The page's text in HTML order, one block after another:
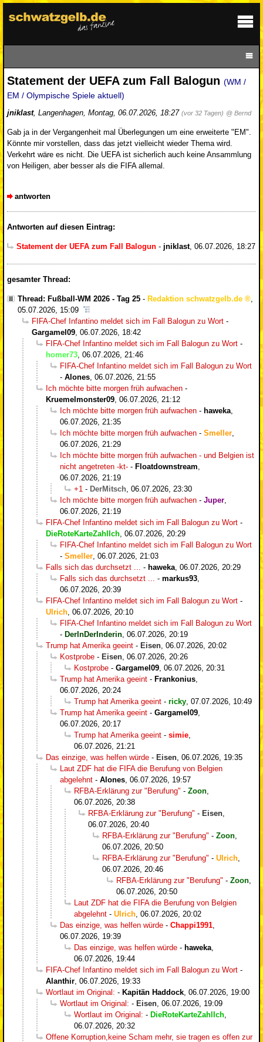
Statement der UEFA zum Fall Balogun (WM /
EM / Olympische Spiele aktuell)
jniklast, Langenhagen, Montag, 06.07.2026, 18:27 (vor 32 Tagen) @ Bernd
Gab ja in der Vergangenheit mal Überlegungen um eine erweiterte "EM".
Könnte mir vorstellen, dass das jetzt vielleicht wieder Thema wird.
Verkehrt wäre es nicht. Die UEFA ist sicherlich auch keine Ansammlung
von Heiligen, aber besser als die FIFA allemal.
antworten
Antworten auf diesen Eintrag:
Statement der UEFA zum Fall Balogun - jniklast, 06.07.2026, 18:27
gesamter Thread:
Thread: Fußball-WM 2026 - Tag 25 - Redaktion schwatzgelb.de
05.07.2026, 15:09
FIFA-Chef Infantino meldet sich im Fall Balogun zu Wort -
Gargamel09 06.07.2026, 18:42
FIFA-Chef Infantino meldet sich im Fall Balogun zu Wort -
homer73 06.07.2026, 21:46
FIFA-Chef Infantino meldet sich im Fall Balogun zu Wort
- Alones 06.07.2026, 21:55
Ich möchte bitte morgen früh aufwachen -
Kruemelmonster09 06.07.2026, 21:12
Ich möchte bitte morgen früh aufwachen - haweka
06.07.2026, 21:35
Ich möchte bitte morgen früh aufwachen - Smeller
06.07.2026, 21:29
Ich möchte bitte morgen früh aufwachen - und Belgien ist
nicht angetreten -kt- - Floatdownstream
06.07.2026, 21:19
+1 - DerMitsch 06.07.2026, 23:30
Ich möchte bitte morgen früh aufwachen - Juper
06.07.2026, 21:19
FIFA-Chef Infantino meldet sich im Fall Balogun zu Wort -
DieRoteKarteZahlIch 06.07.2026, 20:29
FIFA-Chef Infantino meldet sich im Fall Balogun zu Wort
- Smeller 06.07.2026, 21:03
Falls sich das durchsetzt ...
- haweka 06.07.2026, 20:29
Falls sich das durchsetzt ...
- markus93
06.07.2026, 20:39
FIFA-Chef Infantino meldet sich im Fall Balogun zu Wort -
Ulrich 06.07.2026, 20:10
FIFA-Chef Infantino meldet sich im Fall Balogun zu Wort
- DerInDerInderin 06.07.2026, 20:19
Trump hat Amerika geeint - Eisen 06.07.2026, 20:02
Kostprobe - Eisen 06.07.2026, 20:26
Kostprobe - Gargamel09 06.07.2026, 20:31
Trump hat Amerika geeint - Frankonius
06.07.2026, 20:24
Trump hat Amerika geeint - ricky 07.07.2026, 10:49
Trump hat Amerika geeint - Gargamel09
06.07.2026, 20:17
Trump hat Amerika geeint - simie
06.07.2026, 21:21
Das einzige, was helfen würde - Eisen 06.07.2026, 19:35
Laut ZDF hat die FIFA die Berufung von Belgien
abgelehnt - Alones 06.07.2026, 19:57
RFBA-Erklärung zur "Berufung" - Zoon
06.07.2026, 20:38
RFBA-Erklärung zur "Berufung" - Eisen
06.07.2026, 20:40
RFBA-Erklärung zur "Berufung" - Zoon
06.07.2026, 20:50
RFBA-Erklärung zur "Berufung" - Ulrich
06.07.2026, 20:46
RFBA-Erklärung zur "Berufung" - Zoon
06.07.2026, 20:50
Laut ZDF hat die FIFA die Berufung von Belgien
abgelehnt - Ulrich 06.07.2026, 20:02
Das einzige, was helfen würde - Chappi1991
06.07.2026, 19:39
Das einzige, was helfen würde - haweka
06.07.2026, 19:44
FIFA-Chef Infantino meldet sich im Fall Balogun zu Wort -
Alanthir 06.07.2026, 19:33
Wortlaut im Original: - Kapitän Haddock 06.07.2026, 19:00
Wortlaut im Original: - Eisen 06.07.2026, 19:09
Wortlaut im Original: - DieRoteKarteZahlIch
06.07.2026, 20:32
Offene Korruption,keine Scham mehr, sie tragen es offen zur